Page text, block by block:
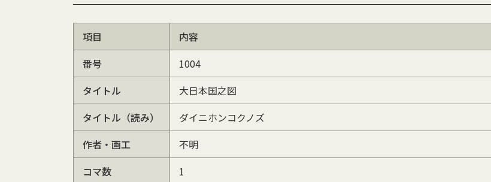
項目
内容
番号
1004
タイトル
大日本国之図
タイトル（読み）
ダイニホンコクノズ
作者・画工
不明
コマ数
1